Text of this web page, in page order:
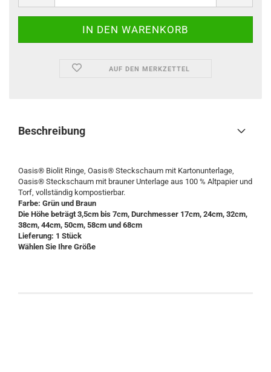
AUF DEN MERKZETTEL
Beschreibung
Oasis® Biolit Ringe, Oasis® Steckschaum mit Kartonunterlage,
Oasis® Steckschaum mit brauner Unterlage aus 100 % Altpapier und
Torf, vollständig kompostierbar.
Farbe: Grün und Braun
Die Höhe beträgt 3,5cm bis 7cm, Durchmesser 17cm, 24cm, 32cm,
38cm, 44cm, 50cm, 58cm und 68cm
Lieferung: 1 Stück
Wählen Sie Ihre Größe